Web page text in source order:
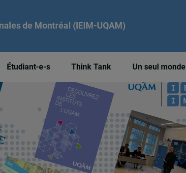
de Montréal (IEIM-UQAM)
Étudiant-e-s Think Tank Un seul monde